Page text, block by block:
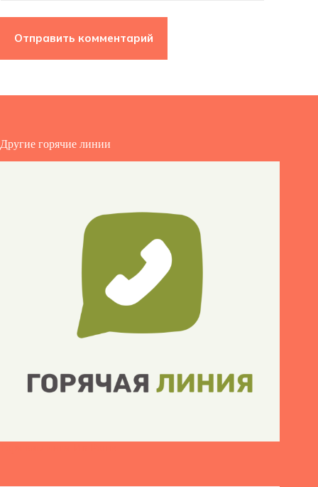
Отправить комментарий
Другие горячие линии